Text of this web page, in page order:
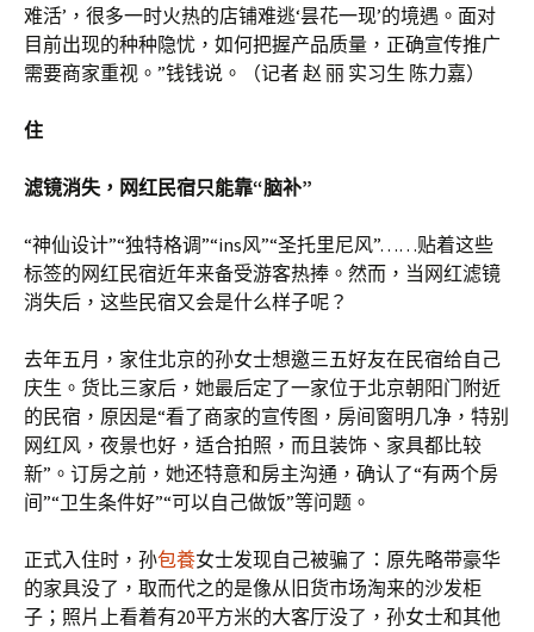
难活’，很多一时火热的店铺难逃‘昙花一现’的境遇。面对
目前出现的种种隐忧，如何把握产品质量，正确宣传推广
需要商家重视。”钱钱说。（记者 赵 丽 实习生 陈力嘉）
住
滤镜消失，网红民宿只能靠“脑补”
“神仙设计”“独特格调”“ins风”“圣托里尼风”……贴着这些
标签的网红民宿近年来备受游客热捧。然而，当网红滤镜
消失后，这些民宿又会是什么样子呢？
去年五月，家住北京的孙女士想邀三五好友在民宿给自己
庆生。货比三家后，她最后定了一家位于北京朝阳门附近
的民宿，原因是“看了商家的宣传图，房间窗明几净，特别
网红风，夜景也好，适合拍照，而且装饰、家具都比较
新”。订房之前，她还特意和房主沟通，确认了“有两个房
间”“卫生条件好”“可以自己做饭”等问题。
正式入住时，孙包養女士发现自己被骗了：原先略带豪华
的家具没了，取而代之的是像从旧货市场淘来的沙发柜
子；照片上看着有20平方米的大客厅没了，孙女士和其他